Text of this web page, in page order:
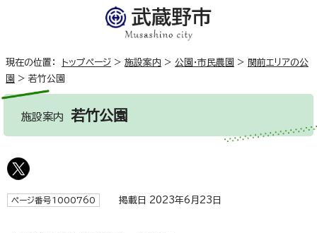
現在の位置： トップページ > 施設案内 > 公園・市民農園 > 関前エリアの公
園 > 若竹公園
施設案内 若竹公園
ページ番号1000760 掲載日 2023年6月23日